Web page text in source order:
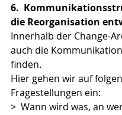
6.
die Reorganisation
Innerhalb der Change-
auch die
finden.
Hier gehen wir auf
Fragestellungen ein:
>  Wann wird was, an